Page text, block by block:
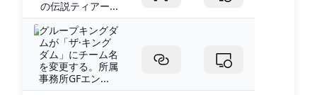
の伝説ティアー...
グループキングダ
ムが「ザ·キング
ダム」にチーム名
を変更する。所属
事務所GFエン...